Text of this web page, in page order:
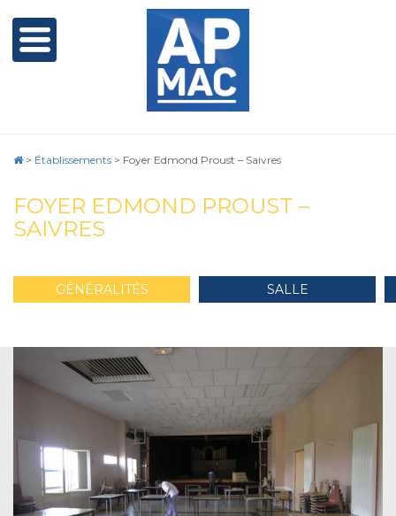
> Établissements > Foyer Edmond Proust – Saivres
FOYER EDMOND PROUST –
SAIVRES
GÉNÉRALITÉS SALLE